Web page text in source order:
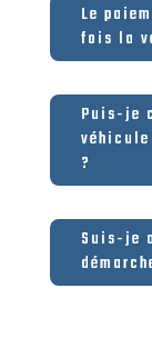
Le
fois la
Puis-je
?
Suis-je